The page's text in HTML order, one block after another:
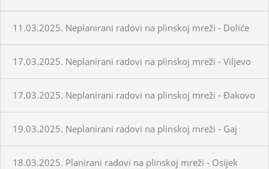
11.03.2025. Neplanirani radovi na plinskoj mreži - Doliće
17.03.2025. Neplanirani radovi na plinskoj mreži - Viljevo
17.03.2025. Neplanirani radovi na plinskoj mreži - Đakovo
19.03.2025. Neplanirani radovi na plinskoj mreži - Gaj
18.03.2025. Planirani radovi na plinskoj mreži - Osijek